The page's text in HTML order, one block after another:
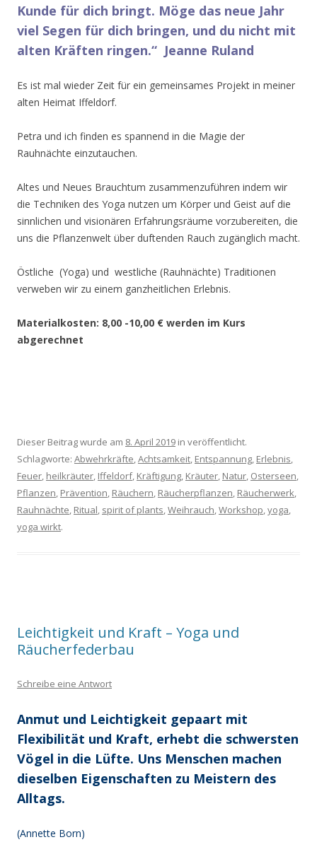
Kunde für dich bringt. Möge das neue Jahr
viel Segen für dich bringen, und du nicht mit
alten Kräften ringen.“ Jeanne Ruland
Es ist mal wieder Zeit für ein gemeinsames Projekt in meiner
alten Heimat Iffeldorf.
Petra und ich finden es spannend in die Magie der
Rauhnächte einzutauchen.
Altes und Neues Brauchtum zusammenzuführen indem wir
die Techniken des Yoga nutzen um Körper und Geist auf die
sinnlichen und visionären Erfahrungsräume vorzubereiten, die
uns die Pflanzenwelt über duftenden Rauch zugänglich macht.
Östliche (Yoga) und westliche (Rauhnächte) Traditionen
verweben wir zu einem ganzheitlichen Erlebnis.
Materialkosten: 8,00 -10,00 € werden im Kurs
abgerechnet
Dieser Beitrag wurde am 8. April 2019 in veröffentlicht.
Schlagworte: Abwehrkräfte,Achtsamkeit, Entspannung, Erlebnis,
Feuer, heilkräuter, Iffeldorf, Kräftigung, Kräuter, Natur, Osterseen,
Pflanzen, Prävention, Räuchern, Räucherpflanzen, Räucherwerk,
Rauhnächte, Ritual, spirit of plants,Weihrauch,Workshop,yoga,
yoga wirkt.
Leichtigkeit und Kraft – Yoga und
Räucherfederbau
Schreibe eine Antwort
Anmut und Leichtigkeit gepaart mit
Flexibilität und Kraft, erhebt die schwersten
Vögel in die Lüfte. Uns Menschen machen
dieselben Eigenschaften zu Meistern des
Alltags.
(Annette Born)